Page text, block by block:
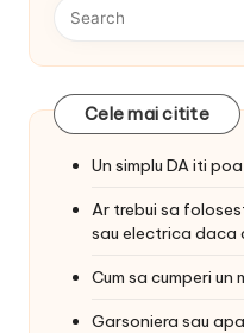
Cele mai citite
Un simplu DA iti
Ar trebui sa
sau electrica daca
Cum sa cumperi
Garsoniera sau